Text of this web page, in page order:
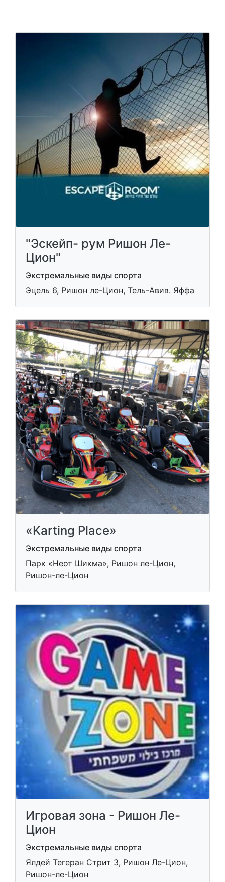
"Эскейп- рум Ришон Ле-
Цион"
Экстремальные виды спорта
Эцель 6, Ришон ле-Цион, Тель-Авив. Яффа
«Karting Place»
Экстремальные виды спорта
Парк «Неот Шикма», Ришон ле-Цион,
Ришон-ле-Цион
Игровая зона - Ришон Ле-
Цион
Экстремальные виды спорта
Ялдей Тегеран Стрит 3, Ришон Ле-Цион,
Ришон-ле-Цион